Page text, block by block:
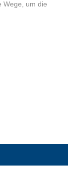
Wege, um die